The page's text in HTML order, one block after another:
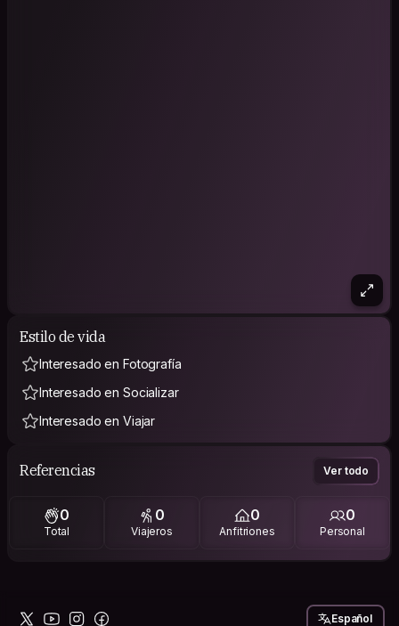
Estilo de vida
Interesado en Fotografía
Interesado en Socializar
Interesado en Viajar
Referencias Ver todo
0
Total
0
Viajeros
0
Anfitriones
0
Personal
Español